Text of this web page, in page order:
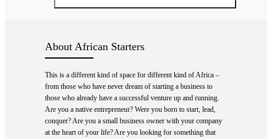
About African Starters
This is a different kind of space for different kind of Africa –
from those who have never dream of starting a business to
those who already have a successful venture up and running.
Are you a native entrepreneur? Were you born to start, lead,
conquer? Are you a small business owner with your company
at the heart of your life? Are you looking for something that